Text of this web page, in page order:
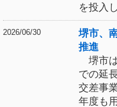
を投入
2026/06/30
堺市、
推進
堺市
での延
交差事
年度も